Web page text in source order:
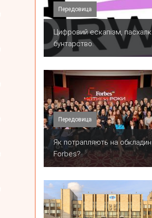
Передовица
​Цифровий ескапізм,
бунтарство.
Передовица
​Як потрапляють на
Forbes?